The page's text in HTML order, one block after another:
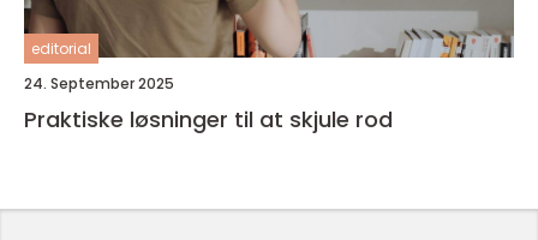
editorial
24. September 2025
Praktiske løsninger til at skjule rod